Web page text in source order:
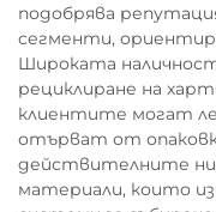
подобрява
сегменти,
Широката
рециклиране на
клиентите могат
отърват от
действителните
материали, които